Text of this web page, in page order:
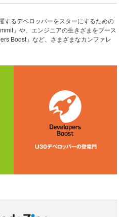
するデベロッパーをスターにするための
」や、エンジニアの生きざまをブース
Boost」など、さまざまなカンファレ